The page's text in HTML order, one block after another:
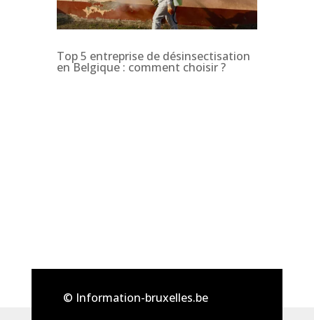
Top 5 entreprise de désinsectisation
en Belgique : comment choisir ?
© Information-bruxelles.be